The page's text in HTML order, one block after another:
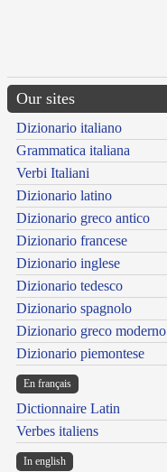
Our sites
Dizionario italiano
Grammatica italiana
Verbi Italiani
Dizionario latino
Dizionario greco antico
Dizionario francese
Dizionario inglese
Dizionario tedesco
Dizionario spagnolo
Dizionario greco moderno
Dizionario piemontese
En français
Dictionnaire Latin
Verbes italiens
In english